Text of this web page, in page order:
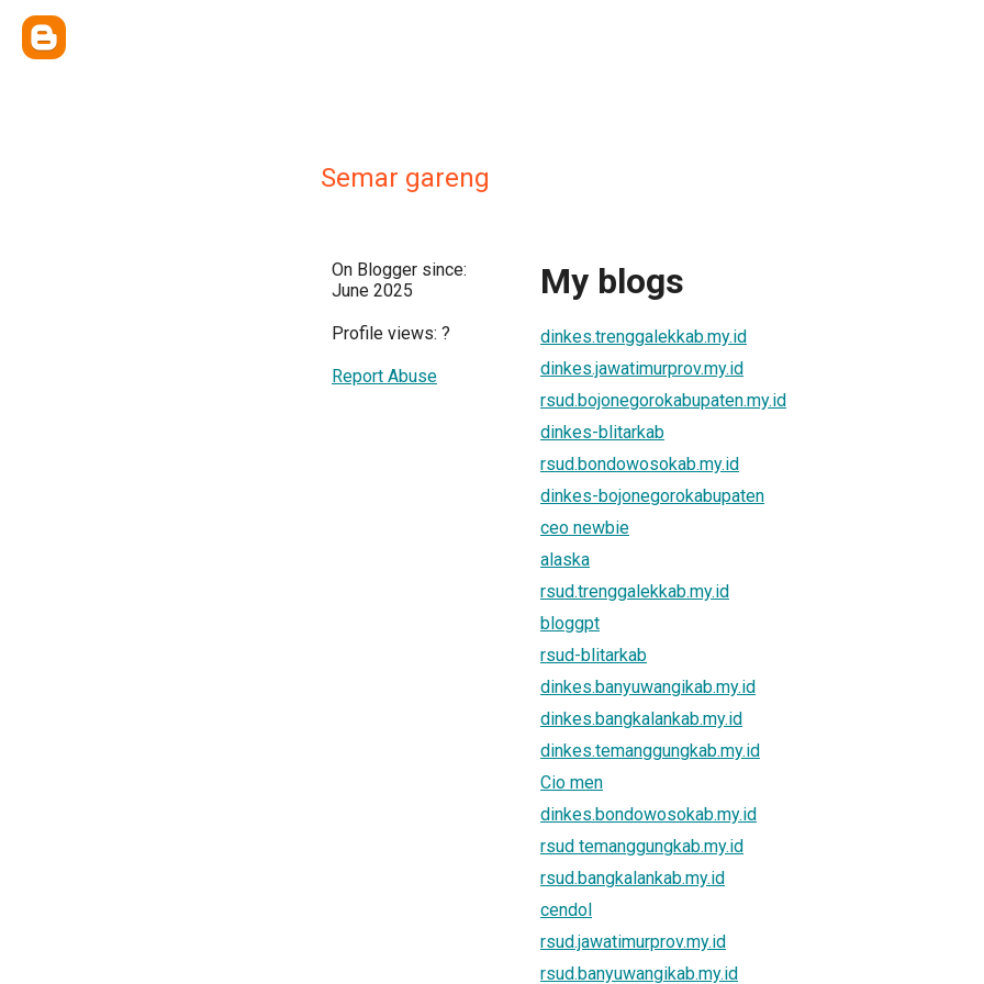
Semar gareng
On Blogger since:
June 2025
Profile views: ?
Report Abuse
My blogs
dinkes.trenggalekkab.my.id
dinkes.jawatimurprov.my.id
rsud.bojonegorokabupaten.my.id
dinkes-blitarkab
rsud.bondowosokab.my.id
dinkes-bojonegorokabupaten
ceo newbie
alaska
rsud.trenggalekkab.my.id
bloggpt
rsud-blitarkab
dinkes.banyuwangikab.my.id
dinkes.bangkalankab.my.id
dinkes.temanggungkab.my.id
Cio men
dinkes.bondowosokab.my.id
rsud temanggungkab.my.id
rsud.bangkalankab.my.id
cendol
rsud.jawatimurprov.my.id
rsud.banyuwangikab.my.id